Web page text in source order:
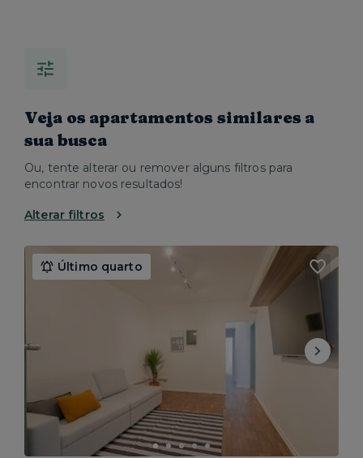
Veja os apartamentos similares a
sua busca
Ou, tente alterar ou remover alguns filtros para
encontrar novos resultados!
Alterar filtros
Último quarto